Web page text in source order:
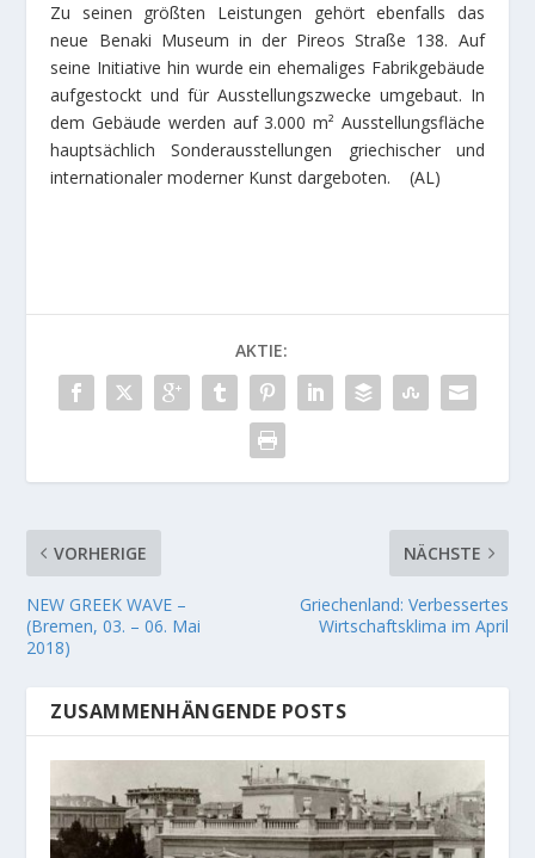
Zu seinen größten Leistungen gehört ebenfalls das
neue Benaki Museum in der Pireos Straße 138. Auf
seine Initiative hin wurde ein ehemaliges Fabrikgebäude
aufgestockt und für Ausstellungszwecke umgebaut. In
dem Gebäude werden auf 3.000 m² Ausstellungsfläche
hauptsächlich Sonderausstellungen griechischer und
internationaler moderner Kunst dargeboten. (AL)
AKTIE:
VORHERIGE
NEW GREEK WAVE –
(Bremen, 03. – 06. Mai
2018)
NÄCHSTE
Griechenland: Verbessertes
Wirtschaftsklima im April
ZUSAMMENHÄNGENDE POSTS